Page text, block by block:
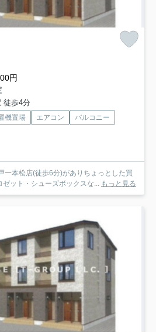
円
徒歩4分
機置場 エアコン
バルコニー
一本松店(徒歩6分)がありちょっとした買
ット・シューズボックスな... もっと見る